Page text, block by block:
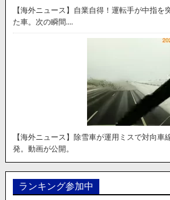
【海外ニュース】自業自得！運転手が中指を
た車。次の瞬間….
【海外ニュース】除雪車が運用ミスで対向車
発。動画が公開。
ランキング参加中